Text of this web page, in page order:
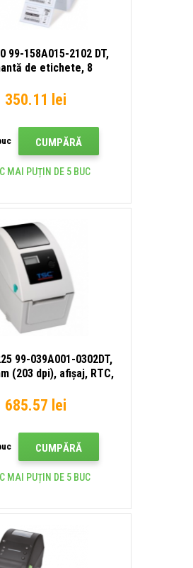
99-158A015-2102 DT,
de etichete, 8
Ethernet
350.11 lei
CUMPĂRĂ
MAI PUȚIN DE 5 BUC
99-039A001-0302DT,
(203 dpi), afișaj, RTC,
de etichete
685.57 lei
CUMPĂRĂ
MAI PUȚIN DE 5 BUC